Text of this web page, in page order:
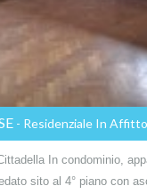
- Residenziale In Affitto
In condominio,
sito al 4° piano con